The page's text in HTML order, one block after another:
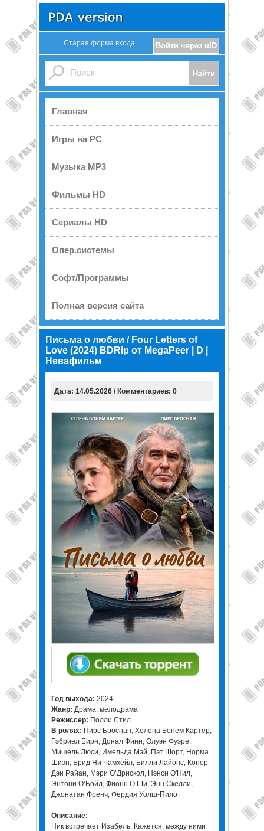
Войти через uID
Старая форма входа
Главная
Игры на PC
Музыка MP3
Фильмы HD
Сериалы HD
Опер.системы
Софт/Программы
Полная версия сайта
Письма о любви / Four Letters of
Love (2024) BDRip от MegaPeer | D |
Невафильм
Дата: 14.05.2026 / Комментариев: 0
Год выхода: 2024
Жанр: Драма, мелодрама
Режиссер: Полли Стил
В ролях: Пирс Броснан, Хелена Бонем Картер,
Гэбриел Бирн, Донал Финн, Олуэн Фуэре,
Мишель Люси, Имельда Мэй, Пэт Шорт, Норма
Шиэн, Брид Ни Чамхейл, Билли Лайонс, Конор
Дэн Райан, Мэри О’Дрискол, Нэнси О'Нил,
Энтони О’Бойл, Фионн О’Ши, Энн Скелли,
Джонатан Френч, Фердия Уолш-Пило
Описание:
Ник встречает Изабель. Кажется, между ними